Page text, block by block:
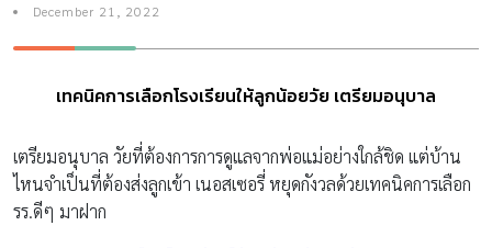
December 21, 2022
เทคนิคการเลือกโรงเรียนให้ลูกน้อยวัย เตรียมอนุบาล
เตรียมอนุบาล วัยที่ต้องการการดูแลจากพ่อแม่อย่างใกล้ชิด แต่บ้าน
ไหนจำเป็นที่ต้องส่งลูกเข้า เนอสเซอรี่ หยุดกังวลด้วยเทคนิคการเลือก
รร.ดีๆ มาฝาก